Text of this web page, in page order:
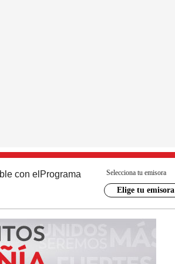
con el Programa Selecciona tu emisora
Elige tu emisora